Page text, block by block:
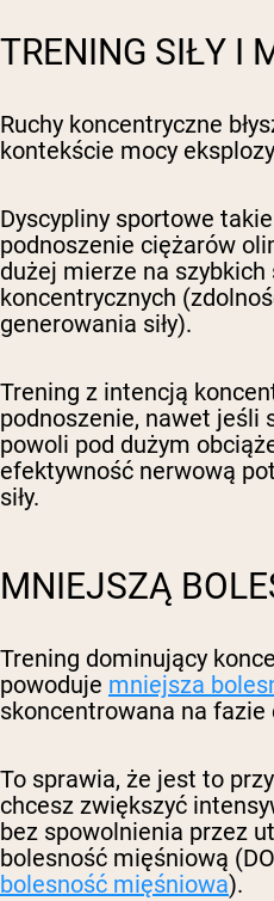
TRENING SIŁY I
Ruchy koncentryczne
kontekście mocy
Dyscypliny sportowe
podnoszenie ciężarów
dużej mierze na szybkich
koncentrycznych
generowania siły).
Trening z intencją
podnoszenie, nawet jeśli
powoli pod dużym
efektywność nerwową
siły.
MNIEJSZĄ
Trening dominujący
powoduje mniejsza
skoncentrowana na fazie
To sprawia, że jest to
chcesz zwiększyć
bez spowolnienia przez
bolesność mięśniową
bolesność mięśniowa).